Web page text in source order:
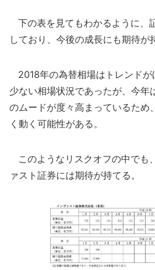
下の表を見てもわかるように、
しており、今後の成長にも期待が
2018年の為替相場はトレンドが
少ない相場状況であったが、今年
のムードが度々高まっているため
く動く可能性がある。
このようなリスクオフの中でも
ァスト証券には期待が持てる。